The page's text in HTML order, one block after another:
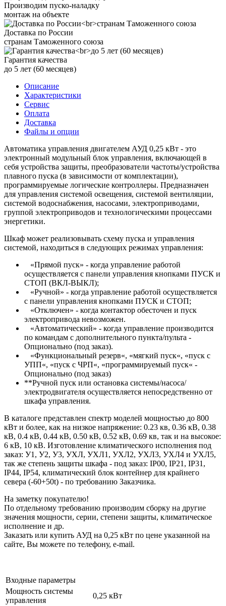
Производим пуско-наладку
монтаж на объекте
Доставка по России
странам Таможенного союза
Гарантия качества
до 5 лет (60 месяцев)
Описание
Характеристики
Сервис
Оплата
Доставка
Файлы и опции
Автоматика управления двигателем АУД 0,25 кВт - это
электронный модульный блок управления, включающей в
себя устройства защиты, преобразователи частоты/устройства
плавного пуска (в зависимости от комплектации),
программируемые логические контроллеры. Предназначен
для управления системой освещения, системой вентиляции,
системой водоснабжения, насосами, электроприводами,
группой электроприводов и технологическими процессами
энергетики.
Шкаф может реализовывать схему пуска и управления
системой, находиться в следующих режимах управления:
«Прямой пуск» - когда управление работой
осуществляется с панели управления кнопками ПУСК и
СТОП (ВКЛ-ВЫКЛ);
«Ручной» - когда управление работой осуществляется
с панели управления кнопками ПУСК и СТОП;
«Отключен» - когда контактор обесточен и пуск
электропривода невозможен.
«Автоматический» - когда управление производится
по командам с дополнительного пункта/пульта -
Опционально (под заказ).
«Функциональный резерв«, «мягкий пуск«, «пуск с
УПП«, «пуск с ЧРП«, «программируемый пуск« -
Опционально (под заказ)
**Ручной пуск или остановка системы/насоса/
электродвигателя осуществляется непосредственно от
шкафа управления.
В каталоге представлен спектр моделей мощностью до 800
кВт и более, как на низкое напряжение: 0.23 кв, 0.36 кВ, 0.38
кВ, 0.4 кВ, 0.44 кВ, 0.50 кВ, 0.52 кВ, 0.69 кв, так и на высокое:
6 кВ, 10 кВ. Изготовление климатического исполнения под
заказ: У1, У2, У3, УХЛ, УХЛ1, УХЛ2, УХЛ3, УХЛ4 и УХЛ5,
так же степень защиты шкафа - под заказ: IP00, IP21, IP31,
IP44, IP54, климатический блок контейнер для крайнего
севера (-60+50t) - по требованию Заказчика.
На заметку покупателю!
По отдельному требованию производим сборку на другие
значения мощности, серии, степени защиты, климатическое
исполнение и др.
Заказать или купить АУД на 0,25 кВт по цене указанной на
сайте, Вы можете по телефону, e-mail.
Входные параметры
Мощность системы
управления
0,25 кВт